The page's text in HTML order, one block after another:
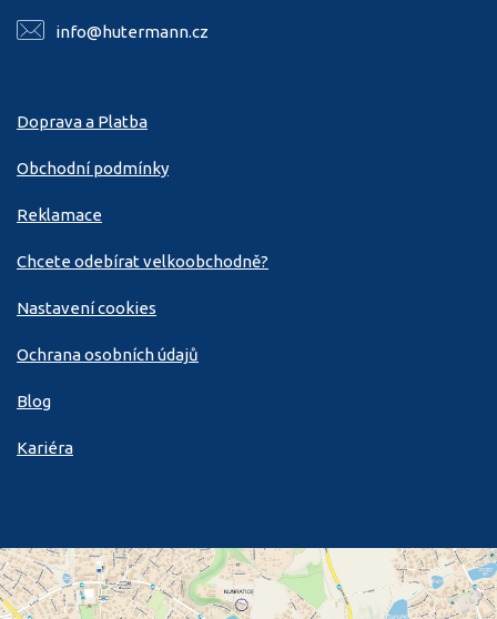
info@hutermann.cz
Doprava a Platba
Obchodní podmínky
Reklamace
Chcete odebírat velkoobchodně?
Nastavení cookies
Ochrana osobních údajů
Blog
Kariéra